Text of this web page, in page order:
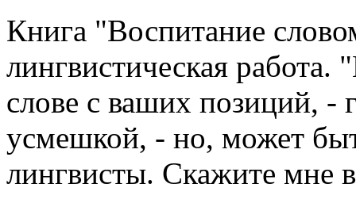
Книга "Воспитание
лингвистическая
слове с ваших позиций, -
усмешкой, - но, может
лингвисты. Скажите мне